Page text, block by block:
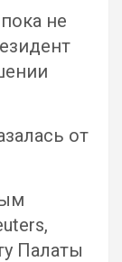
не
от
Палаты